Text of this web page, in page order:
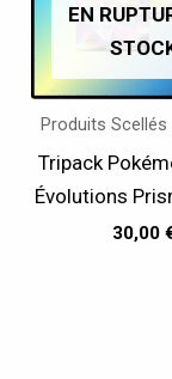
EN
Produits
Tripack
Évolutions
30,00